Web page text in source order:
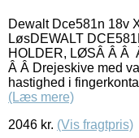
Dewalt Dce581n 18v
LøsDEWALT
HOLDER, LØSÂ Â
Â Â Drejeskive med
hastighed i
(Læs mere)
2046 kr. (Vis fragtpris)